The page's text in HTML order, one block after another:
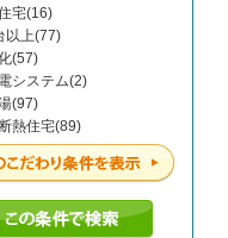
宅(16)
以上(77)
(57)
システム(2)
(97)
熱住宅(89)